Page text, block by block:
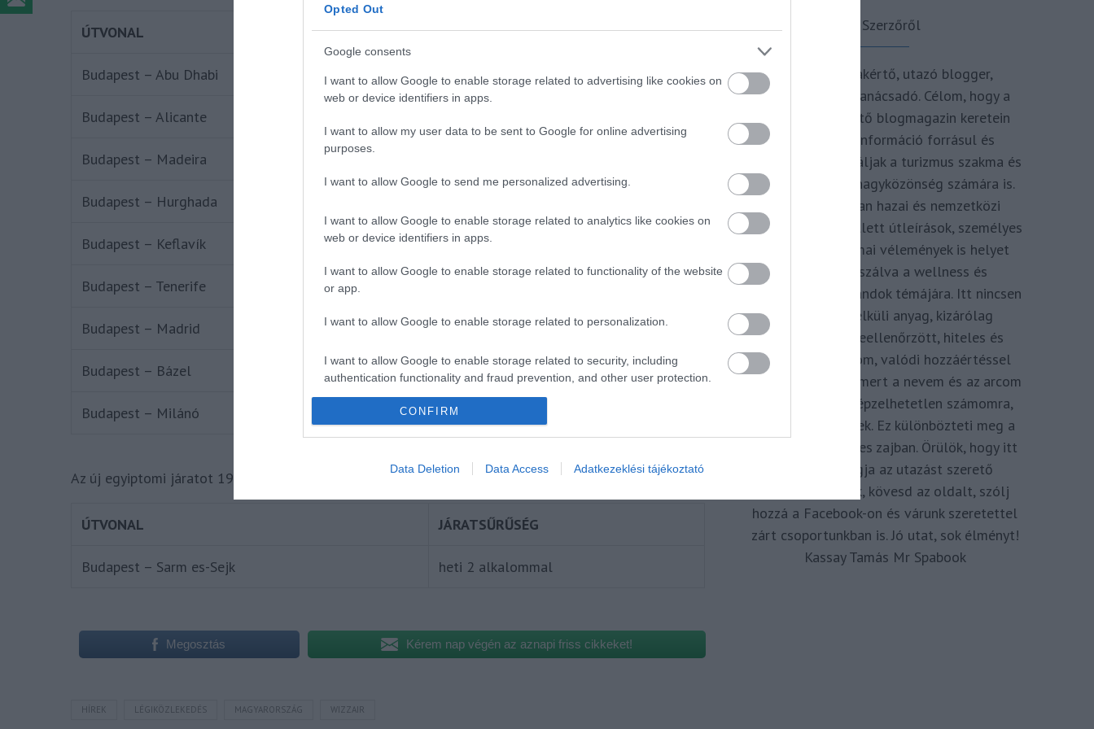
Opted Out
Google consents
I want to allow Google to enable storage related to advertising like cookies on
web or device identifiers in apps.
I want to allow my user data to be sent to Google for online advertising
purposes.
I want to allow Google to send me personalized advertising.
I want to allow Google to enable storage related to analytics like cookies on
web or device identifiers in apps.
I want to allow Google to enable storage related to functionality of the website
or app.
I want to allow Google to enable storage related to personalization.
I want to allow Google to enable storage related to security, including
authentication functionality and fraud prevention, and other user protection.
CONFIRM
Data Deletion Data Access Adatkezeklési tájékoztató
ÚTVONAL​ JÁRATSŰRŰSÉG
Budapest – Abu Dhabi 3x –> 6x​
Budapest – Alicante
Budapest – Madeira
Budapest – Hurghada
Budapest – Keflavík 2x –> 3x​
Budapest – Tenerife
Budapest – Madrid 4x –> 5x​
Budapest – Bázel 5x –> 7x​
Budapest – Milánó 10 –> 11x​
Az új egyiptomi járatot 19490 forintos legjobb elérhető jegyárral indítja el a Wizz Air október 6-án.
ÚTVONAL​ JÁRATSŰRŰSÉG​
Budapest – Sarm es-Sejk heti 2 alkalommal​
Megosztás Kérem nap végén az aznapi friss cikkeket!
HÍREK LÉGIKÖZLEKEDÉS MAGYARORSZÁG WIZZAIR
A Szerzőről
Turisztikai szakértő, utazó blogger,
vendégélmény tanácsadó. Célom, hogy a
kategória teremtő blogmagazin keretein
belül hiteles információ forrásul és
inspirációul szolgáljak a turizmus szakma és
az utazni vágyó nagyközönség számára is.
Repertoáromban hazai és nemzetközi
turizmus hírek mellett útleírások, személyes
ajánlók és szakmai vélemények is helyet
kapnak, fókuszálva a wellness és
termálfürdők, strandok témájára. Itt nincsen
hivatkozás nélküli anyag, kizárólag
többszörösen leellenőrzött, hiteles és
minőségi tartalom, valódi hozzáértéssel
megkomponálva, mert a nevem és az arcom
adom hozzá. Elképzelhetetlen számomra,
hogy ne így tegyek. Ez különbözteti meg a
Spabook-ot a netes zajban. Örülök, hogy itt
vagy, légy tagja az utazást szerető
Közösségünknek, kövesd az oldalt, szólj
hozzá a Facebook-on és várunk szeretettel
zárt csoportunkban is. Jó utat, sok élményt!
Kassay Tamás Mr Spabook